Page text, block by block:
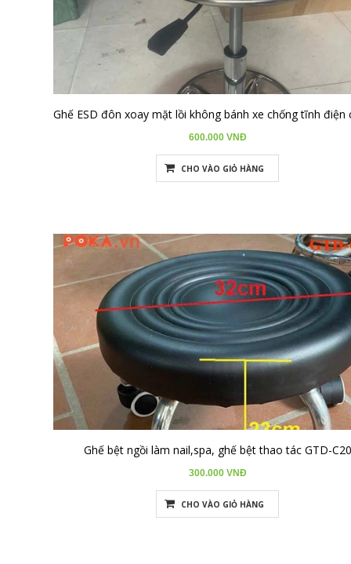
- Nếu công việc yêu cầu di chuyển nhiều, ghế xoay có bánh xe
dẫn điện sẽ là lựa chọn tối ưu.
- Nếu cần ngồi làm việc lâu, ghế có tựa lưng sẽ mang lại sự thoải
mái và hỗ trợ tốt hơn.
600.000 VNĐ
CHO VÀO GIỎ HÀNG
Ghế bệt ngồi làm nail,spa, ghế bệt thao tác GTD-C20
300.000 VNĐ
CHO VÀO GIỎ HÀNG